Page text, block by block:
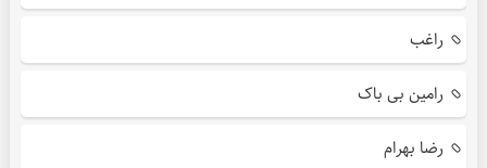
راغب
رامین بی باک
رضا بهرام